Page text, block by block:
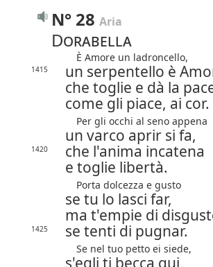
N° 28 Aria
Dorabella
È Amore un ladroncello,
1415
un serpentello è
che toglie e dà la
come gli piace, ai cor.
Per gli occhi al seno appena
un varco aprir si fa,
1420
che l'anima incatena
e toglie libertà.
Porta dolcezza e gusto
se tu lo lasci far,
ma t'empie di
1425 se tenti di pugnar.
Se nel tuo petto ei siede,
s'egli ti becca qui,